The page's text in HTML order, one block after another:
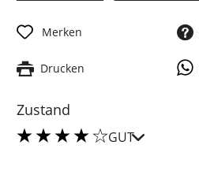
Merken
Drucken
Zustand
GUT